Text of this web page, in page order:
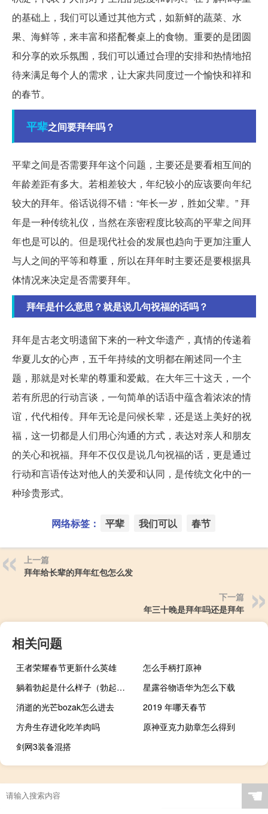
的基础上，我们可以通过其他方式，如新鲜的蔬菜、水
果、海鲜等，来丰富和搭配餐桌上的食物。重要的是团圆
和分享的欢乐氛围，我们可以通过合理的安排和热情地招
待来满足每个人的需求，让大家共同度过一个愉快和祥和
的春节。
平辈之间要拜年吗？
平辈之间是否需要拜年这个问题，主要还是要看相互间的
年龄差距有多大。若相差较大，年纪较小的应该要向年纪
较大的拜年。俗话说得不错：“年长一岁，胜如父辈。” 拜
年是一种传统礼仪，当然在亲密程度比较高的平辈之间拜
年也是可以的。但是现代社会的发展也趋向于更加注重人
与人之间的平等和尊重，所以在拜年时主要还是要根据具
体情况来决定是否需要拜年。
拜年是什么意思？就是说几句祝福的话吗？
拜年是古老文明遗留下来的一种文华遗产，真情的传递着
华夏儿女的心声，五千年持续的文明都在阐述同一个主
题，那就是对长辈的尊重和爱戴。在大年三十这天，一个
若有所思的行动言谈，一句简单的话语中蕴含着浓浓的情
谊，代代相传。拜年无论是问候长辈，还是送上美好的祝
福，这一切都是人们用心沟通的方式，表达对亲人和朋友
的关心和祝福。拜年不仅仅是说几句祝福的话，更是通过
行动和言语传达对他人的关爱和认同，是传统文化中的一
种珍贵形式。
网络标签： 平辈 我们可以 春节
上一篇
拜年给长辈的拜年红包怎么发
下一篇
年三十晚是拜年吗还是拜年
相关问题
王者荣耀春节更新什么英雄
怎么手柄打原神
躺着勃起是什么样子（勃起是什么样子图片）
星露谷物语华为怎么下载
消逝的光芒bozak怎么进去
2019 年哪天春节
方舟生存进化吃羊肉吗
原神亚克力勋章怎么得到
剑网3装备混搭
☚